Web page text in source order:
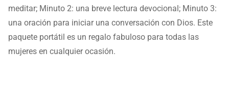
meditar; Minuto 2: una breve lectura devocional; Minuto 3:
una oración para iniciar una conversación con Dios. Este
paquete portátil es un regalo fabuloso para todas las
mujeres en cualquier ocasión.